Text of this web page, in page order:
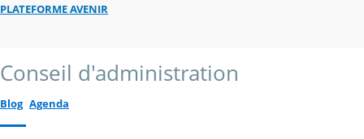
PLATEFORME AVENIR
Conseil d'administration
Blog Agenda